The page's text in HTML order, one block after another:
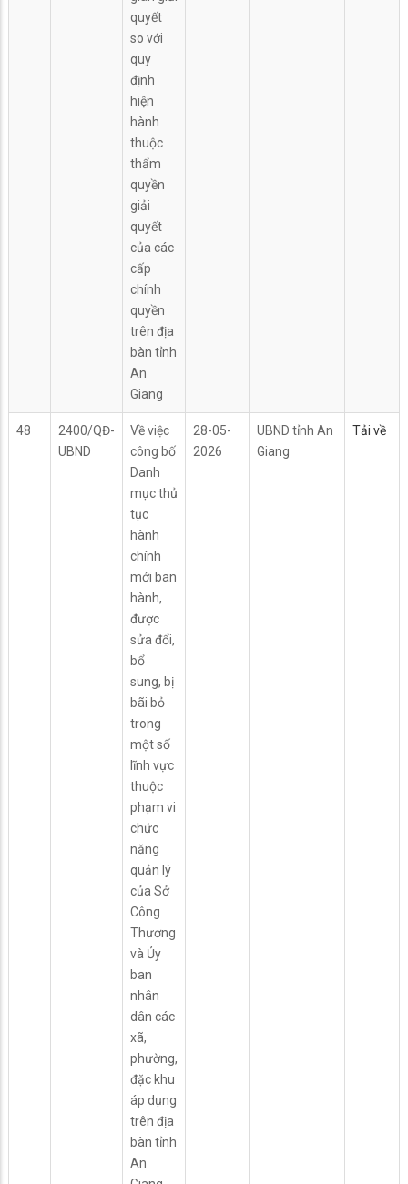
quyết
so với
quy
định
hiện
hành
thuộc
thẩm
quyền
giải
quyết
của các
cấp
chính
quyền
trên địa
bàn tỉnh
An
Giang
48
2400/QĐ-
UBND
Về việc
công bố
Danh
mục thủ
tục
hành
chính
mới ban
hành,
được
sửa đổi,
bổ
sung, bị
bãi bỏ
trong
một số
lĩnh vực
thuộc
phạm vi
chức
năng
quản lý
của Sở
Công
Thương
và Ủy
ban
nhân
dân các
xã,
phường,
đặc khu
áp dụng
trên địa
bàn tỉnh
An
28-05-
2026
UBND tỉnh An
Giang
Tải về